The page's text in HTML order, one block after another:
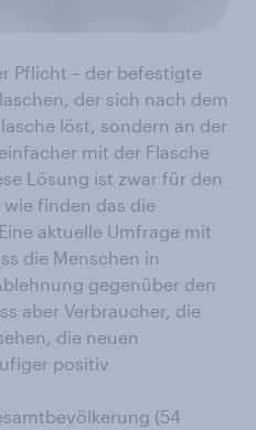
Pflicht – der befestigte
der sich nach dem
löst, sondern an der
mit der Flasche
Lösung ist zwar für den
finden das die
aktuelle Umfrage mit
die Menschen in
gegenüber den
aber Verbraucher, die
die neuen
positiv
(54